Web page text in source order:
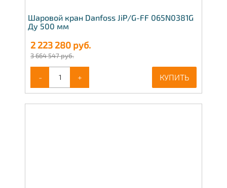
Шаровой кран Danfoss JiP/G-FF 065N0381G
Ду 500 мм
2 223 280 руб.
3 664 547 руб.
- + КУПИТЬ